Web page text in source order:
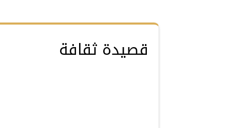
قصيدة ثقافة